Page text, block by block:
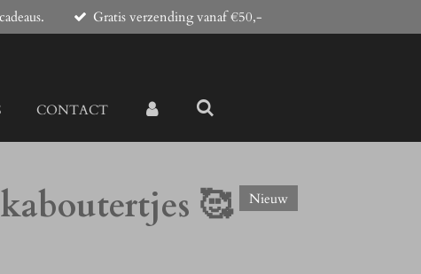
Gratis verzending vanaf €50,-
CONTACT
🥰 Nieuw